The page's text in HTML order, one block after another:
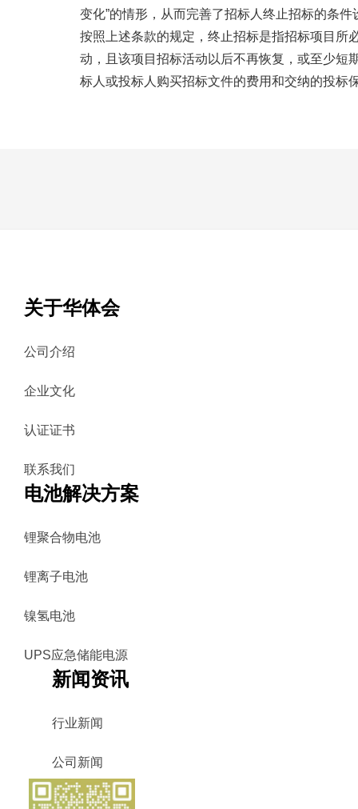
变化”的情形，从而完善了招标人终止招标的条件
按照上述条款的规定，终止招标是指招标项目所
动，且该项目招标活动以后不再恢复，或至少短
标人或投标人购买招标文件的费用和交纳的投标
关于华体会
公司介绍
企业文化
认证证书
联系我们
电池解决方案
锂聚合物电池
锂离子电池
镍氢电池
UPS应急储能电源
新闻资讯
行业新闻
公司新闻